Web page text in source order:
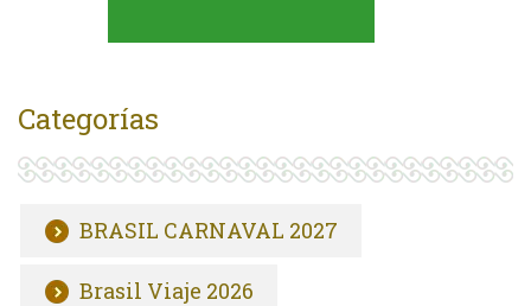
Categorías
BRASIL CARNAVAL 2027
Brasil Viaje 2026